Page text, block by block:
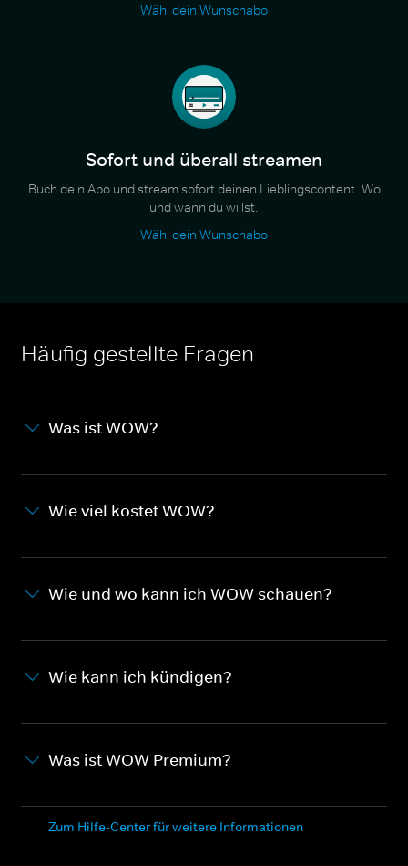
Wähl dein Wunschabo
Sofort und überall streamen
Buch dein Abo und stream sofort deinen Lieblingscontent. Wo
und wann du willst.
Wähl dein Wunschabo
Häufig gestellte Fragen
Was ist WOW?
Wie viel kostet WOW?
Wie und wo kann ich WOW schauen?
Wie kann ich kündigen?
Was ist WOW Premium?
Zum Hilfe-Center für weitere Informationen